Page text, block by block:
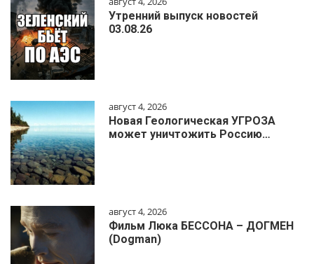
Утренний выпуск новостей
03.08.26
август 4, 2026
Новая Геологическая УГРОЗА
может уничтожить Россию…
август 4, 2026
Фильм Люка БЕССОНА – ДОГМЕН
(Dogman)